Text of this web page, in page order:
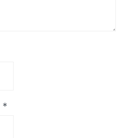
*